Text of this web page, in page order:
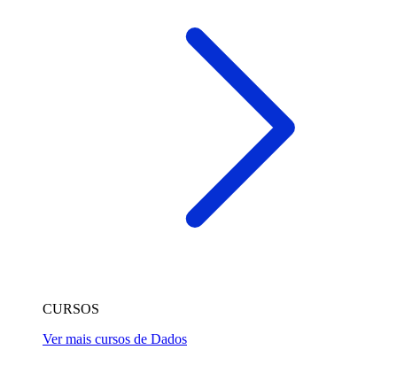
CURSOS
Ver mais cursos de Dados